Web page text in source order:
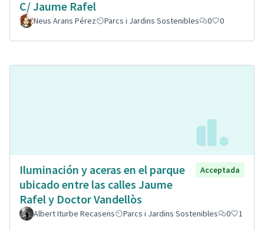
C/ Jaume Rafel
Neus Arans Pérez Parcs i Jardins Sostenibles 0 0
Iluminación y aceras en el parque
ubicado entre las calles Jaume
Rafel y Doctor Vandellòs
Acceptada
Albert Iturbe Recasens Parcs i Jardins Sostenibles 0 1